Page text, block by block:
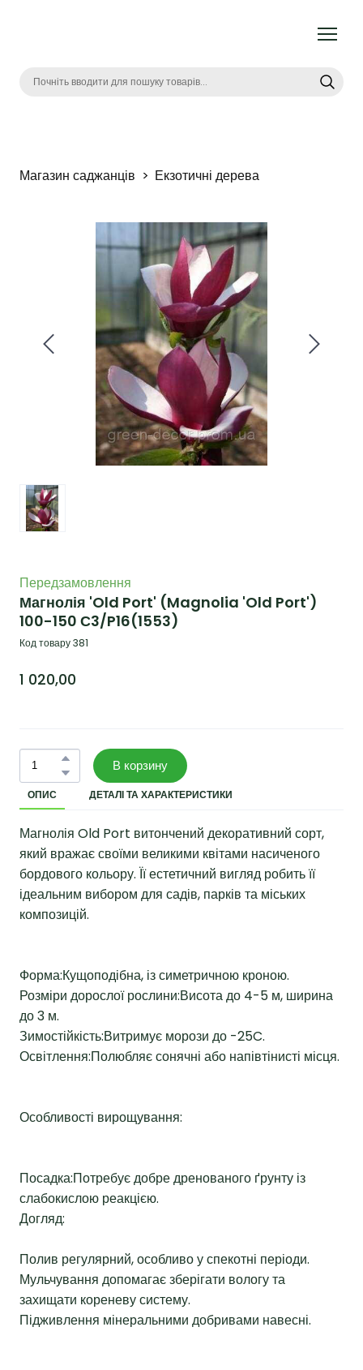
Магазин саджанців Екзотичні дерева
Передзамовлення
Магнолія 'Old Port' (Magnolia 'Old Port')
100-150 С3/P16(1553)
Код товару 381
1 020,00
В корзину
ОПИС ДЕТАЛІ ТА ХАРАКТЕРИСТИКИ
Магнолія Old Port витончений декоративний сорт,
який вражає своїми великими квітами насиченого
бордового кольору. Її естетичний вигляд робить її
ідеальним вибором для садів, парків та міських
композицій.
Форма:Кущоподібна, із симетричною кроною.
Розміри дорослої рослини:Висота до 4-5 м, ширина
до 3 м.
Зимостійкість:Витримує морози до -25C.
Освітлення:Полюбляє сонячні або напівтінисті місця.
Особливості вирощування:
Посадка:Потребує добре дренованого ґрунту із
слабокислою реакцією.
Догляд:
Полив регулярний, особливо у спекотні періоди.
Мульчування допомагає зберігати вологу та
захищати кореневу систему.
Підживлення мінеральними добривами навесні.